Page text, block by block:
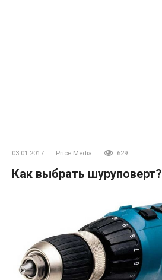
03.01.2017 Price Media 629
Как выбрать шуруповерт?